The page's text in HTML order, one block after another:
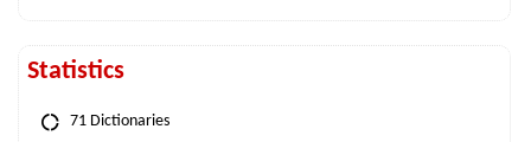
Statistics
71 Dictionaries